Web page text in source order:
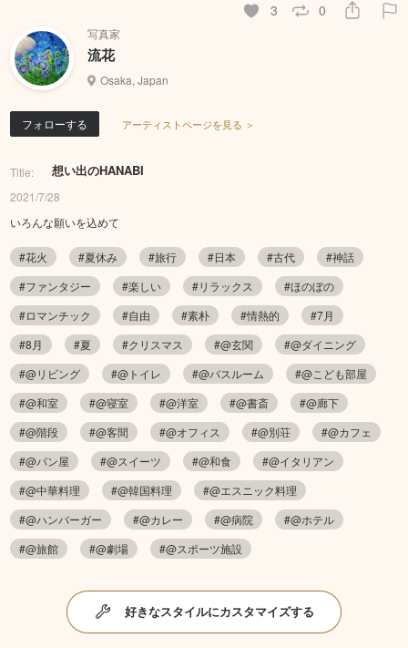
3 0
写真家
流花
Osaka, Japan
フォローする アーティストページを見る ＞
Title: 想い出のHANABI
2021/7/28
いろんな願いを込めて
#花火 #夏休み #旅行 #日本 #古代
#神話
#ファンタジー
#楽しい #リラックス
#ほのぼの
#ロマンチック
#自由 #素朴 #情熱的
#7月
#8月
#夏 #クリスマス #@玄関
#@ダイニング
#@リビング
#@トイレ #@バスルーム
#@こども部屋
#@和室
#@寝室 #@洋室 #@書斎
#@廊下
#@階段
#@客間 #@オフィス #@別荘
#@カフェ
#@パン屋
#@スイーツ #@和食
#@イタリアン
#@中華料理
#@韓国料理
#@エスニック料理
#@ハンバーガー
#@カレー #@病院
#@ホテル
#@旅館
#@劇場 #@スポーツ施設
好きなスタイルにカスタマイズする